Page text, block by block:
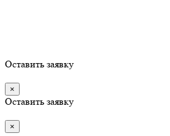
Оставить заявку
×
Оставить заявку
×